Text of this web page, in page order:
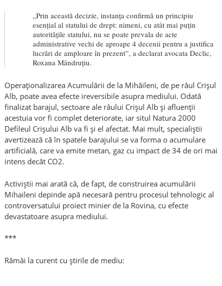
„Prin această decizie, instanța confirmă un principiu
esențial al statului de drept: nimeni, cu atât mai puțin
autoritățile statului, nu se poate prevala de acte
administrative vechi de aproape 4 decenii pentru a justifica
lucrări de amploare în prezent”, a declarat avocata Declic,
Roxana Mândruțiu.
Operaționalizarea Acumulării de la Mihăileni, de pe râul Crișul
Alb, poate avea efecte ireversibile asupra mediului. Odată
finalizat barajul, sectoare ale râului Crișul Alb și afluenții
acestuia vor fi complet deteriorate, iar situl Natura 2000
Defileul Crișului Alb va fi și el afectat. Mai mult, specialiștii
avertizează că în spatele barajului se va forma o acumulare
artificială, care va emite metan, gaz cu impact de 34 de ori mai
intens decât CO2.
Activiștii mai arată că, de fapt, de construirea acumulării
Mihaileni depinde apă necesară pentru procesul tehnologic al
controversatului proiect minier de la Rovina, cu efecte
devastatoare asupra mediului.
***
Rămâi la curent cu știrile de mediu: